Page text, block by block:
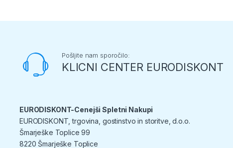
Pošljite nam sporočilo:
KLICNI CENTER EURODISKONT
EURODISKONT-Cenejši Spletni Nakupi
EURODISKONT, trgovina, gostinstvo in storitve, d.o.o.
Šmarješke Toplice 99
8220 Šmarješke Toplice